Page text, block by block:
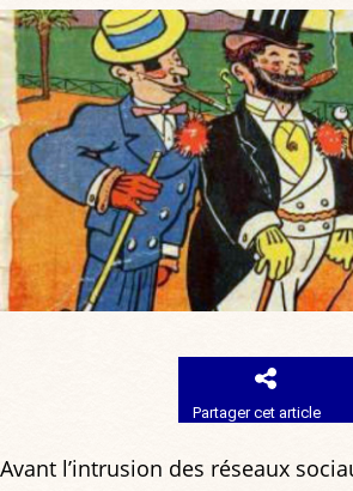
Partager cet article
Avant l’intrusion des réseaux